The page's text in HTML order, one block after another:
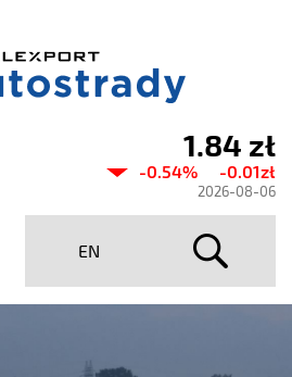
1.84 zł
-0.54% -0.01zł
2026-08-06
EN